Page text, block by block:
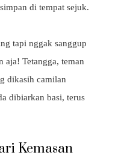
di tempat sejuk.
tapi nggak sanggup
aja! Tetangga, teman
dikasih camilan
dibiarkan basi, terus
Kemasan